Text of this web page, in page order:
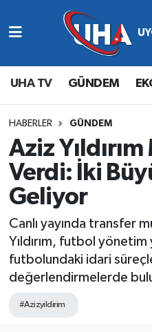
UHA TV GÜNDEM
HABERLER GÜNDEM
Aziz
Verdi: İki
Geliyor
Canlı yayında transfer
Yıldırım, futbol yönetim
futbolundaki idari
değerlendirmelerde
#Azizyildirim
Abone Ol
Gündem
Ekonomi
Magazin
Siyaset
Spor
Yaşam
Nöbetçi Eczaneler
Hava Durumu
Namaz Vakitleri
Trafik Durumu
Süper Lig Puan
Tüm Manşetler
Son Dakika Haberleri
Haber Arşivi